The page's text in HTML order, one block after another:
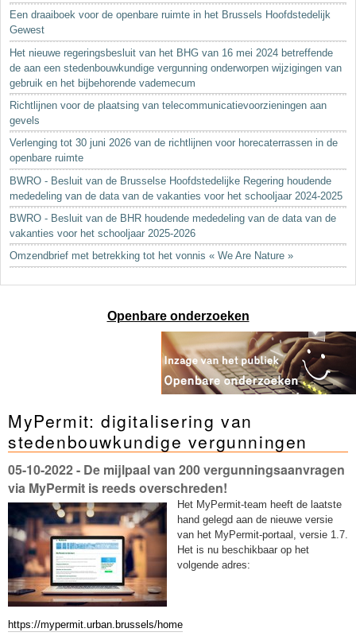
Een draaiboek voor de openbare ruimte in het Brussels Hoofdstedelijk
Gewest
Het nieuwe regeringsbesluit van het BHG van 16 mei 2024 betreffende
de aan een stedenbouwkundige vergunning onderworpen wijzigingen van
gebruik en het bijbehorende vademecum
Richtlijnen voor de plaatsing van telecommunicatievoorzieningen aan
gevels
Verlenging tot 30 juni 2026 van de richtlijnen voor horecaterrassen in de
openbare ruimte
BWRO - Besluit van de Brusselse Hoofdstedelijke Regering houdende
mededeling van de data van de vakanties voor het schooljaar 2024-2025
BWRO - Besluit van de BHR houdende mededeling van de data van de
vakanties voor het schooljaar 2025-2026
Omzendbrief met betrekking tot het vonnis « We Are Nature »
Openbare onderzoeken
MyPermit: digitalisering van
stedenbouwkundige vergunningen
05-10-2022- De mijlpaal van 200 vergunningsaanvragen
via MyPermit is reeds overschreden!
Het MyPermit-team heeft de laatste
hand gelegd aan de nieuwe versie
van het MyPermit-portaal, versie 1.7.
Het is nu beschikbaar op het
volgende adres:
https://mypermit.urban.brussels/home